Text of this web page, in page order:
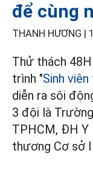
để cùng
THANH HƯƠNG |
Thử thách
trình "Sinh
diễn ra sôi
3 đội là
TPHCM, ĐH
thương Cơ sở